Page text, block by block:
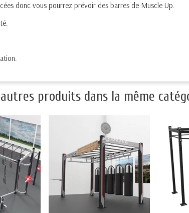
donc vous pourrez prévoir des barres de Muscle Up.
produits dans la même